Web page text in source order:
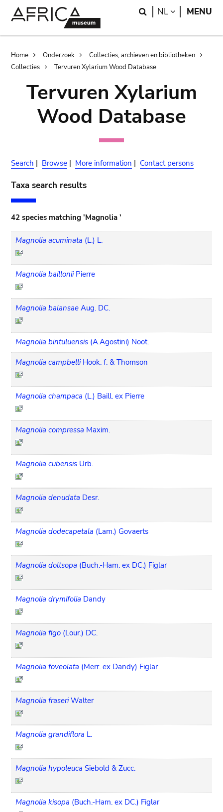
Search
NL LANGUAGE
MENU
Breadcrumb
Home Onderzoek
Collecties, archieven en bibliotheken
Collecties
Tervuren Xylarium Wood Database
Tervuren Xylarium
Wood Database
Search | Browse | More information | Contact persons
Taxa search results
42 species matching 'Magnolia '
Magnolia acuminata (L.) L.
Magnolia baillonii Pierre
Magnolia balansae Aug. DC.
Magnolia bintuluensis (A.Agostini) Noot.
Magnolia campbelli Hook. f. & Thomson
Magnolia champaca (L.) Baill. ex Pierre
Magnolia compressa Maxim.
Magnolia cubensis Urb.
Magnolia denudata Desr.
Magnolia dodecapetala (Lam.) Govaerts
Magnolia doltsopa (Buch.-Ham. ex DC.) Figlar
Magnolia drymifolia Dandy
Magnolia figo (Lour.) DC.
Magnolia foveolata (Merr. ex Dandy) Figlar
Magnolia fraseri Walter
Magnolia grandiflora L.
Magnolia hypoleuca Siebold & Zucc.
Magnolia kisopa (Buch.-Ham. ex DC.) Figlar